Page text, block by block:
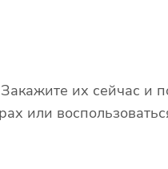
их сейчас и
или